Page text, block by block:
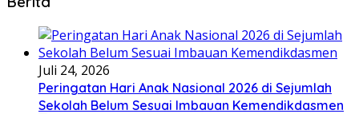
Juli 24, 2026
Peringatan Hari Anak Nasional 2026 di Sejumlah
Sekolah Belum Sesuai Imbauan Kemendikdasmen